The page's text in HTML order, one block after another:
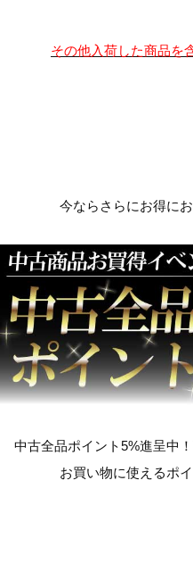
その他入荷した商品を
今ならさらにお得に
中古全品ポイント5%進呈中
お買い物に使えるポ